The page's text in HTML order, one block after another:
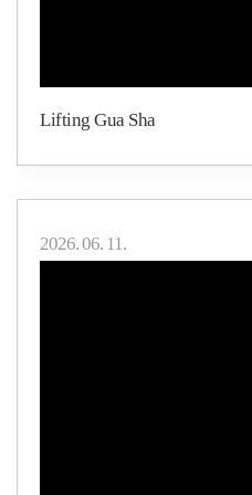
Lifting Gua Sha
2026. 06. 11.